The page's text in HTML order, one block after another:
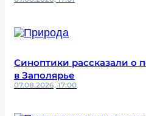
Синоптики рассказали о
в Заполярье
07.08.2026, 17:00